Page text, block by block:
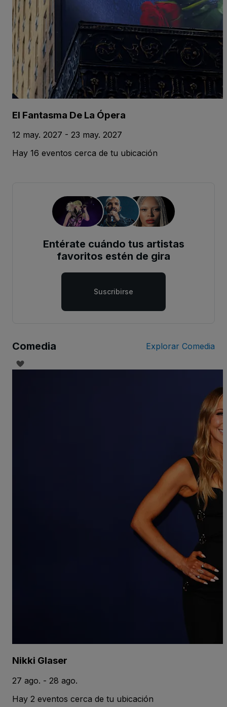
El Fantasma De La Ópera
12 may. 2027 - 23 may. 2027
Hay 16 eventos cerca de tu ubicación
Entérate cuándo tus artistas
favoritos estén de gira
Suscribirse
Comedia Explorar Comedia
Nikki Glaser
27 ago. - 28 ago.
Hay 2 eventos cerca de tu ubicación